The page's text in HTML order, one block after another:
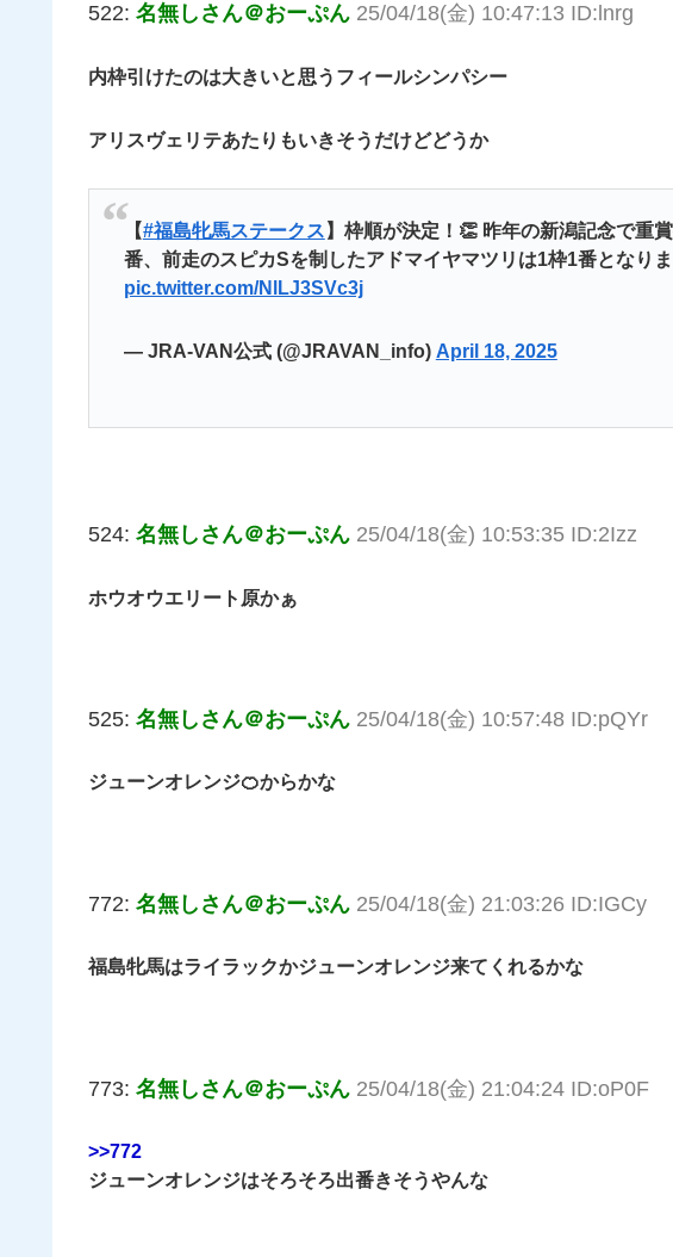
522: 名無しさん＠おーぷん 25/04/18(金) 10:47:13 ID:lnrg
内枠引けたのは大きいと思うフィールシンパシー
アリスヴェリテあたりもいきそうだけどどうか
【#福島牝馬ステークス 】枠順が決定！👏 昨年の新潟記念で重
番、前走のスピカSを制したアドマイヤマツリは1枠1番となりま
pic.twitter.com/NlLJ3SVc3j
— JRA-VAN公式 (@JRAVAN_info) April 18, 2025
524: 名無しさん＠おーぷん 25/04/18(金) 10:53:35 ID:2Izz
ホウオウエリート原かぁ
525: 名無しさん＠おーぷん 25/04/18(金) 10:57:48 ID:pQYr
ジューンオレンジ🍊からかな
772: 名無しさん＠おーぷん 25/04/18(金) 21:03:26 ID:IGCy
福島牝馬はライラックかジューンオレンジ来てくれるかな
773: 名無しさん＠おーぷん 25/04/18(金) 21:04:24 ID:oP0F
>>772
ジューンオレンジはそろそろ出番きそうやんな